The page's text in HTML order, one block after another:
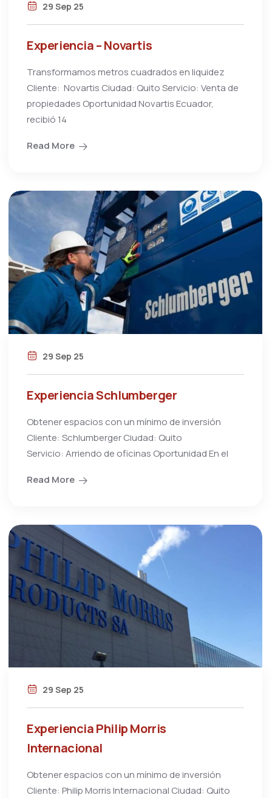
29 Sep 25
Experiencia – Novartis
Transformamos metros cuadrados en liquidez
Cliente: Novartis Ciudad: Quito Servicio: Venta de
propiedades Oportunidad Novartis Ecuador,
recibió 14
Read More
29 Sep 25
Experiencia Schlumberger
Obtener espacios con un mínimo de inversión
Cliente: Schlumberger Ciudad: Quito
Servicio: Arriendo de oficinas Oportunidad En el
Read More
29 Sep 25
Experiencia Philip Morris
Internacional
Obtener espacios con un mínimo de inversión
Cliente: Philip Morris Internacional Ciudad: Quito